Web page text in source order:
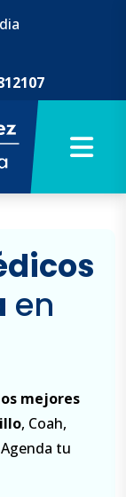
en
mejores
, Coah,
tu